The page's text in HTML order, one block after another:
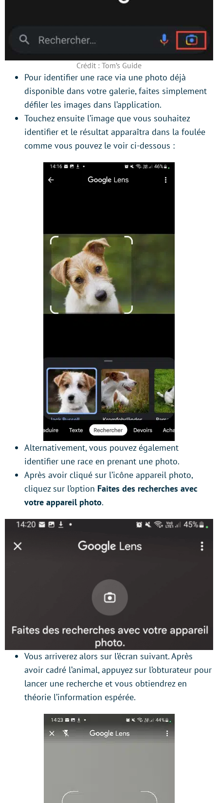
Crédit : Tom’s Guide
Pour identifier une race via une photo déjà
disponible dans votre galerie, faites simplement
défiler les images dans l’application.
Touchez ensuite l’image que vous souhaitez
identifier et le résultat apparaîtra dans la foulée
comme vous pouvez le voir ci-dessous :
Alternativement, vous pouvez également
identifier une race en prenant une photo.
Après avoir cliqué sur l’icône appareil photo,
cliquez sur l’option Faites des recherches avec
votre appareil photo.
Vous arriverez alors sur l’écran suivant. Après
avoir cadré l’animal, appuyez sur l’obturateur pour
lancer une recherche et vous obtiendrez en
théorie l’information espérée.